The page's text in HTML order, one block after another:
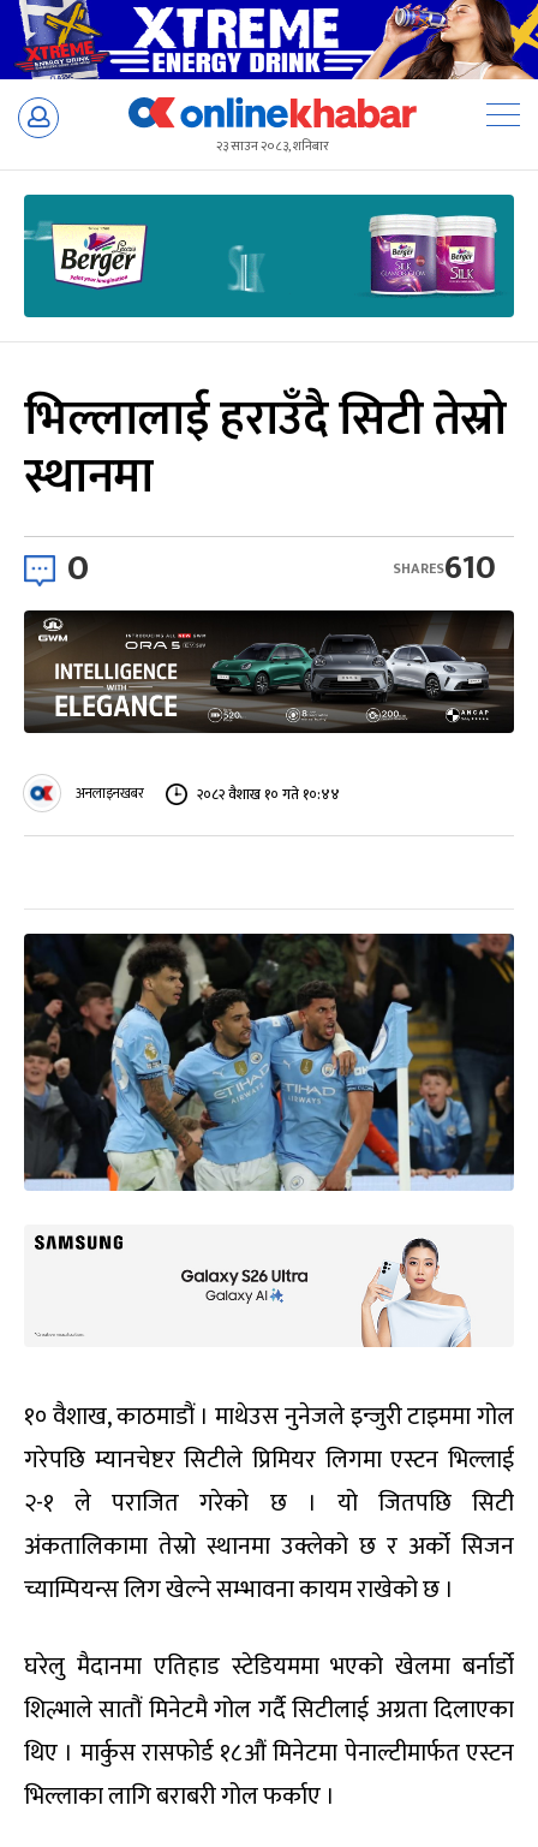
Skip
२३ साउन २०८३, शनिबार
भिल्लालाई हराउँदै सिटी तेस्रो
स्थानमा
0 610
SHARES
अनलाइनखबर २०८२ वैशाख १० गते १०:४४
१० वैशाख, काठमाडौं । माथेउस नुनेजले इन्जुरी टाइममा गोल
गरेपछि म्यानचेष्टर सिटीले प्रिमियर लिगमा एस्टन भिल्लाई
२-१ ले पराजित गरेको छ । यो जितपछि सिटी
अंकतालिकामा तेस्रो स्थानमा उक्लेको छ र अर्को सिजन
च्याम्पियन्स लिग खेल्ने सम्भावना कायम राखेको छ ।
घरेलु मैदानमा एतिहाड स्टेडियममा भएको खेलमा बर्नार्डो
शिल्भाले सातौं मिनेटमै गोल गर्दै सिटीलाई अग्रता दिलाएका
थिए । मार्कुस रासफोर्ड १८औं मिनेटमा पेनाल्टीमार्फत एस्टन
भिल्लाका लागि बराबरी गोल फर्काए ।